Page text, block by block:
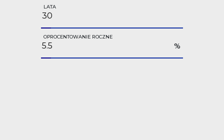
LATA
OPROCENTOWANIE ROCZNE
%